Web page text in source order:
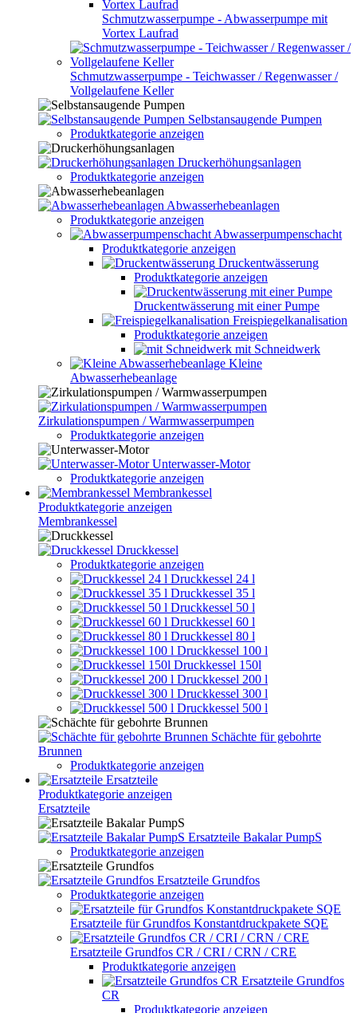
Schmutzwasserpumpe - Abwasserpumpe mit
Vortex Laufrad
Schmutzwasserpumpe - Teichwasser / Regenwasser /
Vollgelaufene Keller
Selbstansaugende Pumpen
Produktkategorie anzeigen
Druckerhöhungsanlagen
Produktkategorie anzeigen
Abwasserhebeanlagen
Produktkategorie anzeigen
Abwasserpumpenschacht
Produktkategorie anzeigen
Druckentwässerung
Produktkategorie anzeigen
Druckentwässerung mit einer Pumpe
Freispiegelkanalisation
Produktkategorie anzeigen
mit Schneidwerk
Kleine
Abwasserhebeanlage
Zirkulationspumpen / Warmwasserpumpen
Produktkategorie anzeigen
Unterwasser-Motor
Produktkategorie anzeigen
Membrankessel
Produktkategorie anzeigen
Membrankessel
Druckkessel
Produktkategorie anzeigen
Druckkessel 24 l
Druckkessel 35 l
Druckkessel 50 l
Druckkessel 60 l
Druckkessel 80 l
Druckkessel 100 l
Druckkessel 150l
Druckkessel 200 l
Druckkessel 300 l
Druckkessel 500 l
Schächte für gebohrte
Brunnen
Produktkategorie anzeigen
Ersatzteile
Produktkategorie anzeigen
Ersatzteile
Ersatzteile Bakalar PumpS
Produktkategorie anzeigen
Ersatzteile Grundfos
Produktkategorie anzeigen
Ersatzteile für Grundfos Konstantdruckpakete SQE
Ersatzteile Grundfos CR / CRI / CRN / CRE
Produktkategorie anzeigen
Ersatzteile Grundfos
CR
Produktkategorie anzeigen